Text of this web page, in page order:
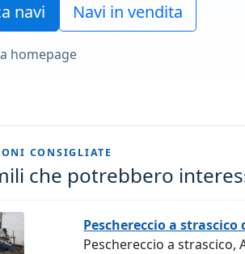
navi Navi in vendita
homepage
CONSIGLIATE
che potrebbero
Peschereccio a
Peschereccio a strascico,